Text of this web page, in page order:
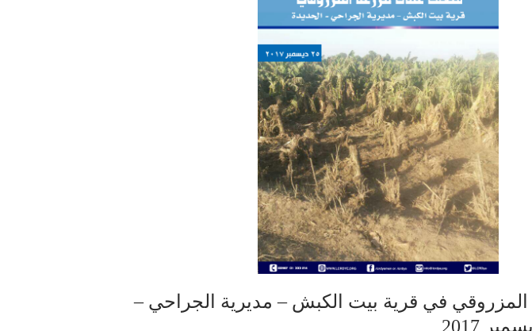
في قرية بيت الكبش – مديرية الجراحي –